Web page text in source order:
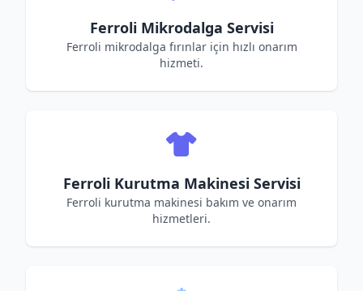
Ferroli Mikrodalga Servisi
Ferroli mikrodalga fırınlar için hızlı onarım
hizmeti.
Ferroli Kurutma Makinesi Servisi
Ferroli kurutma makinesi bakım ve onarım
hizmetleri.